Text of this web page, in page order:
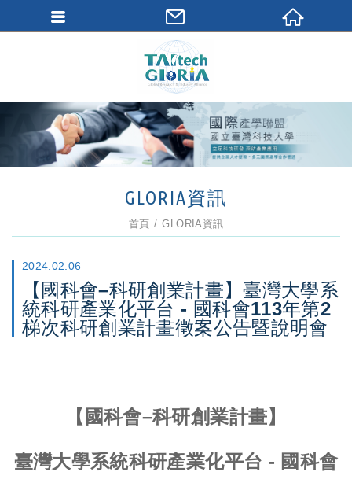
GLORIA資訊
首頁 GLORIA資訊
2024.02.06
【國科會–科研創業計畫】臺灣大學系
統科研產業化平台 - 國科會113年第2
梯次科研創業計畫徵案公告暨說明會
【國科會–科研創業計畫】
臺灣大學系統科研產業化平台 - 國科會